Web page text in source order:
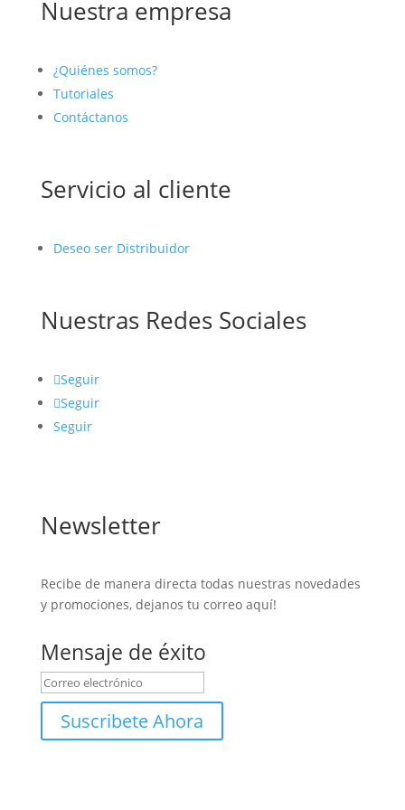
Nuestra empresa
¿Quiénes somos?
Tutoriales
Contáctanos
Servicio al cliente
Deseo ser Distribuidor
Nuestras Redes Sociales
Seguir
Seguir
Seguir
Newsletter
Recibe de manera directa todas nuestras novedades
y promociones, dejanos tu correo aquí!
Mensaje de éxito
Suscribete Ahora